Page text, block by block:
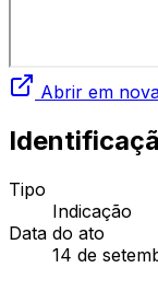
Abrir em
Tipo
Indicação
Data do ato
14 de